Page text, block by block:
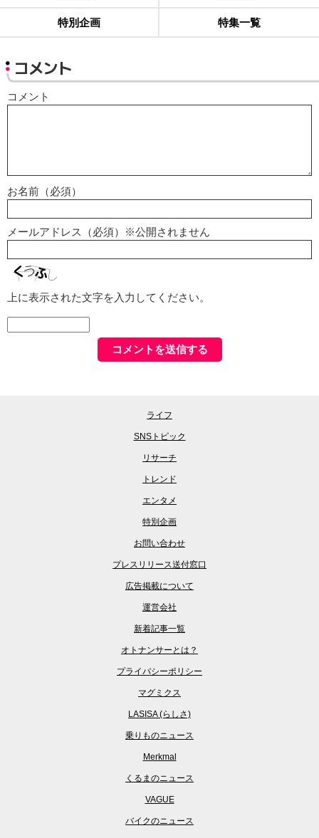
特別企画 特集一覧
コメント
コメント
お名前（必須）
メールアドレス（必須）※公開されません
上に表示された文字を入力してください。
ライフ
SNSトピック
リサーチ
トレンド
エンタメ
特別企画
お問い合わせ
プレスリリース送付窓口
広告掲載について
運営会社
新着記事一覧
オトナンサーとは？
プライバシーポリシー
マグミクス
LASISA (らしさ)
乗りものニュース
Merkmal
くるまのニュース
VAGUE
バイクのニュース